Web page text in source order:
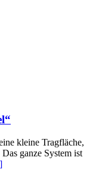
kleine Tragfläche,
ganze System ist